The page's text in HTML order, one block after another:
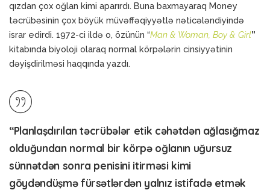
qızdan çox oğlan kimi aparırdı. Buna baxmayaraq Money
təcrübəsinin çox böyük müvəffəqiyyətlə nəticələndiyində
israr edirdi. 1972-ci ildə o, özünün “Man & Woman, Boy & Girl”
kitabında biyoloji olaraq normal körpələrin cinsiyyətinin
dəyişdirilməsi haqqında yazdı.
“Planlaşdırılan təcrübələr etik cəhətdən ağlasığmaz
olduğundan normal bir körpə oğlanın uğursuz
sünnətdən sonra penisini itirməsi kimi
göydəndüşmə fürsətlərdən yalnız istifadə etmək